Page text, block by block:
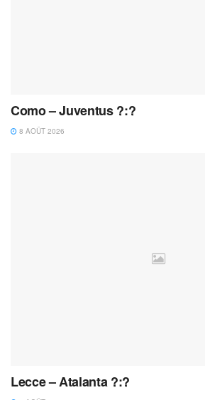
Como – Juventus ?:?
8 AOÛT 2026
Lecce – Atalanta ?:?